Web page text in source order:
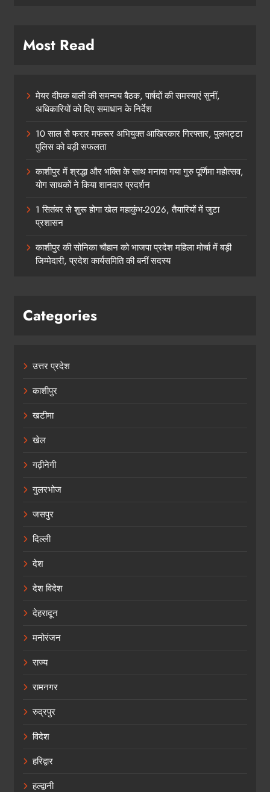
Most Read
मेयर दीपक बाली की समन्वय बैठक, पार्षदों की समस्याएं सुनीं,
अधिकारियों को दिए समाधान के निर्देश
10 साल से फरार मफरूर अभियुक्त आखिरकार गिरफ्तार, पुलभट्टा
पुलिस को बड़ी सफलता
काशीपुर में श्रद्धा और भक्ति के साथ मनाया गया गुरु पूर्णिमा महोत्सव,
योग साधकों ने किया शानदार प्रदर्शन
1 सितंबर से शुरू होगा खेल महाकुंभ-2026, तैयारियों में जुटा
प्रशासन
काशीपुर की सोनिका चौहान को भाजपा प्रदेश महिला मोर्चा में बड़ी
जिम्मेदारी, प्रदेश कार्यसमिति की बनीं सदस्य
Categories
उत्तर प्रदेश
काशीपुर
खटीमा
खेल
गढ़ीनेगी
गुलरभोज
जसपुर
दिल्ली
देश
देश विदेश
देहरादून
मनोरंजन
राज्य
रामनगर
रुद्रपुर
विदेश
हरिद्वार
हल्द्वानी